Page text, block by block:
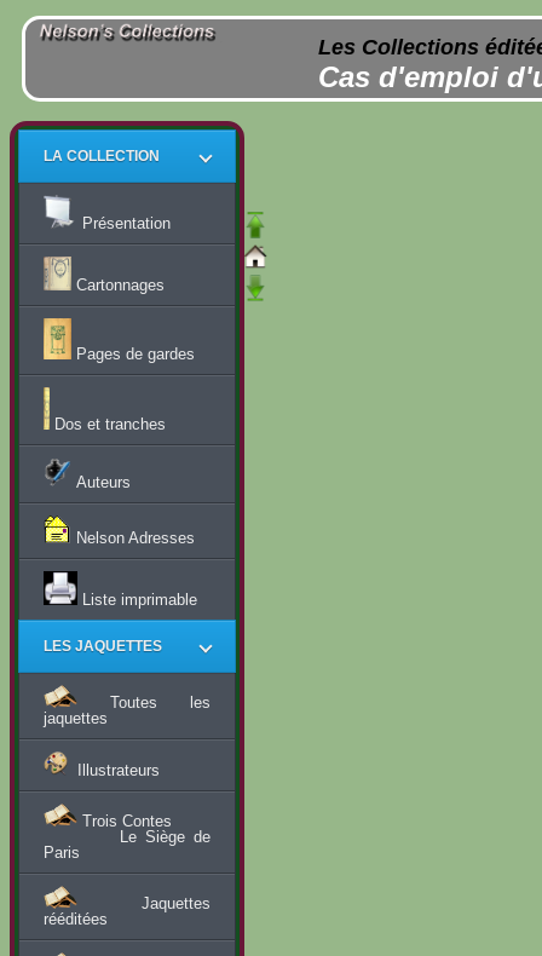
Les Collections
Cas d'emploi
LA COLLECTION
Présentation
Cartonnages
Pages de gardes
Dos et tranches
Auteurs
Nelson Adresses
Liste imprimable
LES JAQUETTES
Toutes les
jaquettes
Illustrateurs
Trois Contes
Le Siège de
Paris
Jaquettes
rééditées